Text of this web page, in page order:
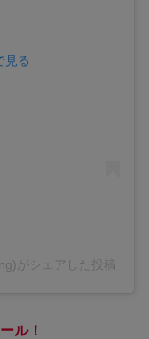
見る
がシェアした投稿
ル！